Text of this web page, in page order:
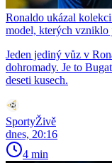
Ronaldo ukázal
model, kterých vzniklo
Jeden jediný vůz v
dohromady. Je to
deseti kusech.
SportyŽivě
dnes, 20:16
4 min